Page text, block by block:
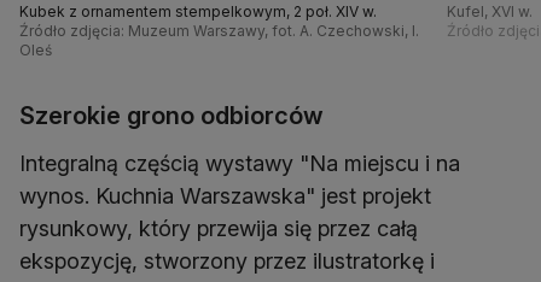
Kubek z ornamentem stempelkowym, 2 poł. XIV w.
Źródło zdjęcia: Muzeum Warszawy, fot. A. Czechowski, I.
Oleś
Kufel, XVI w.
Źródło
Szerokie grono odbiorców
Integralną częścią wystawy "Na miejscu i na
wynos. Kuchnia Warszawska" jest projekt
rysunkowy, który przewija się przez całą
ekspozycję, stworzony przez ilustratorkę i